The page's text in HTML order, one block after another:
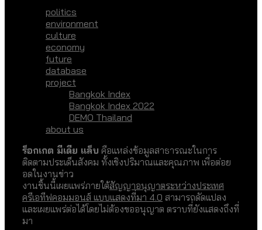
politics
environment
culture
economy
future
database
project
Bangkok Index
Bangkok Index 2022
DEMO Thailand
about us
ร็อกเกต มีเดีย แล็บ คือแหล่งข้อมูลสาธารณะในการ
ติดตามประเด็นสังคม ทั้งเชิงปริมาณและคุณภาพ เพื่อต่อย
อดในงานข่าว
งานชิ้นนี้เผยแพร่ภายใต้สัญญาอนุญาตระหว่างประเทศ
ครีเอทีฟคอมมอนส์ แบบแสดงที่มา 4.0 สามารถดัดแปลง
และเผยแพร่ต่อได้โดยไม่ต้องขออนุญาต ตราบที่ยังแสดงถึงที่
มา